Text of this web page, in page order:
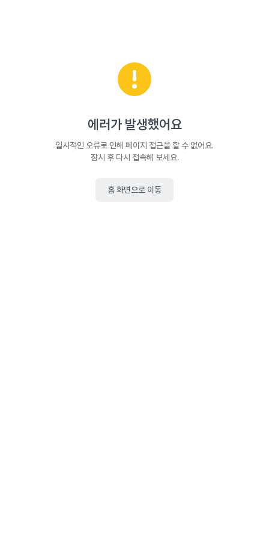
에러가 발생했어요
일시적인 오류로 인해 페이지 접근을 할 수 없어요.
잠시 후 다시 접속해 보세요.
홈 화면으로 이동